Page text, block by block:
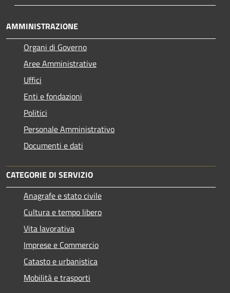
AMMINISTRAZIONE
Organi di Governo
Aree Amministrative
Uffici
Enti e fondazioni
Politici
Personale Amministrativo
Documenti e dati
CATEGORIE DI SERVIZIO
Anagrafe e stato civile
Cultura e tempo libero
Vita lavorativa
Imprese e Commercio
Catasto e urbanistica
Mobilità e trasporti